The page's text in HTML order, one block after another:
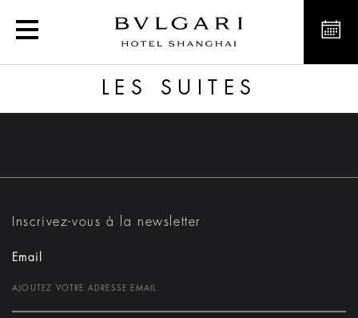
Les Suites
LES SUITES
Inscrivez-vous à la newsletter
Email